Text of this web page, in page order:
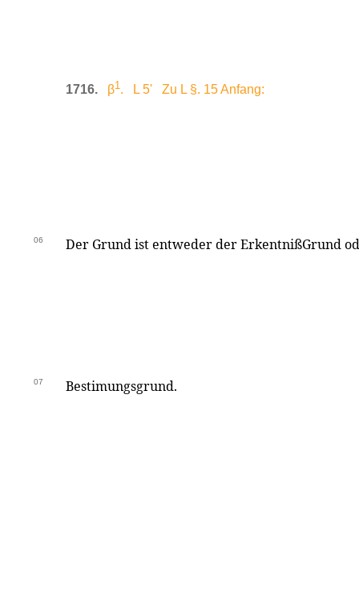
1716. β1. L 5' Zu L §. 15 Anfang:
06 Der Grund ist entweder der ErkentnißGrund
07 Bestimungsgrund.